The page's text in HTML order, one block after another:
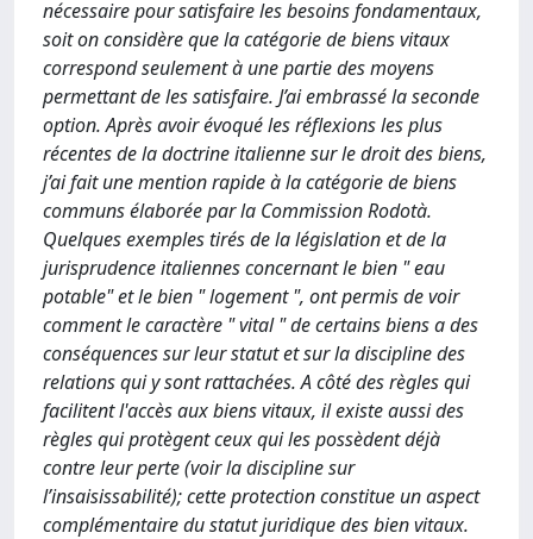
nécessaire pour satisfaire les besoins fondamentaux,
soit on considère que la catégorie de biens vitaux
correspond seulement à une partie des moyens
permettant de les satisfaire. J’ai embrassé la seconde
option. Après avoir évoqué les réflexions les plus
récentes de la doctrine italienne sur le droit des biens,
j’ai fait une mention rapide à la catégorie de biens
communs élaborée par la Commission Rodotà.
Quelques exemples tirés de la législation et de la
jurisprudence italiennes concernant le bien " eau
potable" et le bien " logement ", ont permis de voir
comment le caractère " vital " de certains biens a des
conséquences sur leur statut et sur la discipline des
relations qui y sont rattachées. A côté des règles qui
facilitent l'accès aux biens vitaux, il existe aussi des
règles qui protègent ceux qui les possèdent déjà
contre leur perte (voir la discipline sur
l’insaisissabilité); cette protection constitue un aspect
complémentaire du statut juridique des bien vitaux.